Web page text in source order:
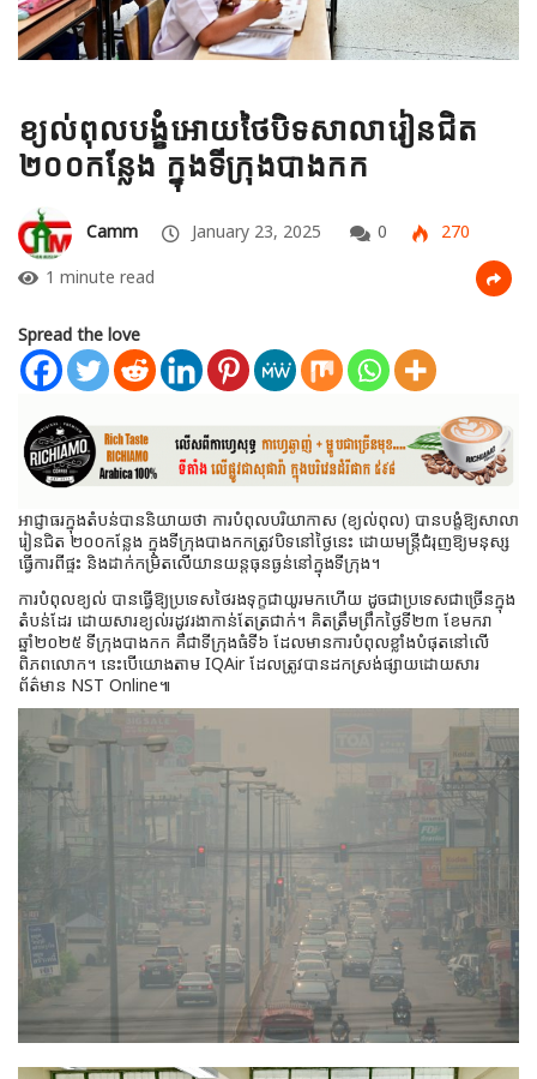
ខ្យល់ពុលបង្ខំអោយថៃបិទសាលារៀនជិត
២០០កន្លែង ក្នុងទីក្រុងបាងកក
Camm January 23, 2025 0
270
1 minute read
Spread the love
អាជ្ញាធរក្នុងតំបន់បាននិយាយថា ការបំពុលបរិយាកាស (ខ្យល់ពុល) បានបង្ខំឱ្យសាលា
រៀនជិត ២០០កន្លែង ក្នុងទីក្រុងបាងកកត្រូវបិទនៅថ្ងៃនេះ ដោយមន្ត្រីជំរុញឱ្យមនុស្ស
ធ្វើការពីផ្ទះ និងដាក់កម្រិតលើយានយន្តធុនធ្ងន់នៅក្នុងទីក្រុង។
ការបំពុលខ្យល់ បានធ្វើឱ្យប្រទេសថៃរងទុក្ខជាយូរមកហើយ ដូចជាប្រទេសជាច្រើនក្នុង
តំបន់ដែរ ដោយសារខ្យល់រដូវរងាកាន់តែត្រជាក់។ គិតត្រឹមព្រឹកថ្ងៃទី២៣ ខែមករា
ឆ្នាំ២០២៥ ទីក្រុងបាងកក គឺជាទីក្រុងធំទី៦ ដែលមានការបំពុលខ្លាំងបំផុតនៅលើ
ពិភពលោក។ នេះបើយោងតាម IQAir ដែលត្រូវបានដកស្រង់ផ្សាយដោយសារ
ព័ត៌មាន NST Online៕